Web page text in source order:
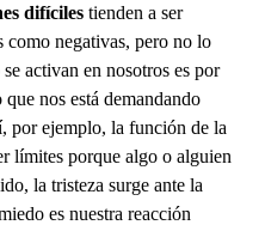
difíciles tienden a ser
como negativas, pero no lo
activan en nosotros es por
nos está demandando
por ejemplo, la función de la
límites porque algo o alguien
la tristeza surge ante la
es nuestra reacción